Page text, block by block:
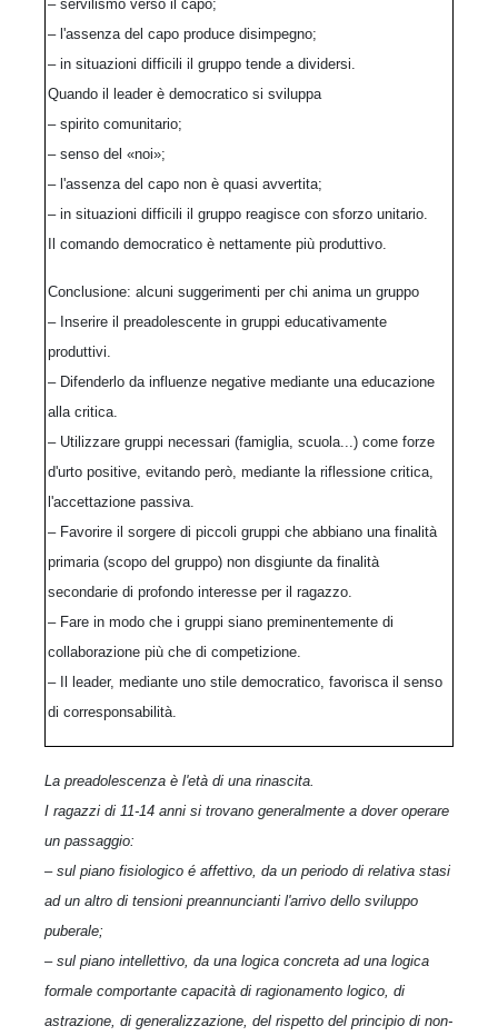
– servilismo verso il capo;
– l'assenza del capo produce disimpegno;
– in situazioni difficili il gruppo tende a dividersi.
Quando il leader è democratico si sviluppa
– spirito comunitario;
– senso del «noi»;
– l'assenza del capo non è quasi avvertita;
– in situazioni difficili il gruppo reagisce con sforzo unitario.
Il comando democratico è nettamente più produttivo.
Conclusione: alcuni suggerimenti per chi anima un gruppo
– Inserire il preadolescente in gruppi educativamente
produttivi.
– Difenderlo da influenze negative mediante una educazione
alla critica.
– Utilizzare gruppi necessari (famiglia, scuola...) come forze
d'urto positive, evitando però, mediante la riflessione critica,
l'accettazione passiva.
– Favorire il sorgere di piccoli gruppi che abbiano una finalità
primaria (scopo del gruppo) non disgiunte da finalità
secondarie di profondo interesse per il ragazzo.
– Fare in modo che i gruppi siano preminentemente di
collaborazione più che di competizione.
– Il leader, mediante uno stile democratico, favorisca il senso
di corresponsabilità.
La preadolescenza è l'età di una rinascita.
I ragazzi di 11-14 anni si trovano generalmente a dover operare
un passaggio:
– sul piano fisiologico é affettivo, da un periodo di relativa stasi
ad un altro di tensioni preannuncianti l'arrivo dello sviluppo
puberale;
– sul piano intellettivo, da una logica concreta ad una logica
formale comportante capacità di ragionamento logico, di
astrazione, di generalizzazione, del rispetto del principio di non-